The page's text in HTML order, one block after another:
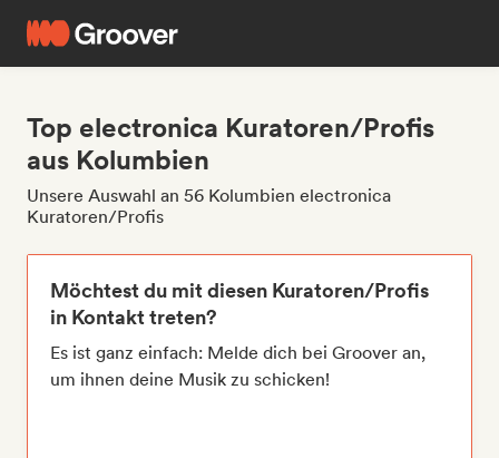
Top electronica Kuratoren/Profis
aus Kolumbien
Unsere Auswahl an 56 Kolumbien electronica
Kuratoren/Profis
Möchtest du mit diesen Kuratoren/Profis
in Kontakt treten?
Es ist ganz einfach: Melde dich bei Groover an,
um ihnen deine Musik zu schicken!